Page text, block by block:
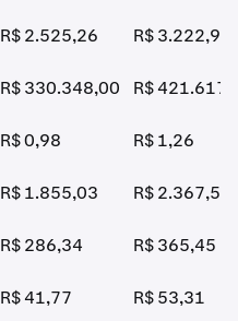
R$ 2.525,26 R$ 3.222,94
R$ 330.348,00 R$
R$ 0,98 R$ 1,26
R$ 1.855,03 R$ 2.367,54
R$ 286,34 R$ 365,45
R$ 41,77 R$ 53,31